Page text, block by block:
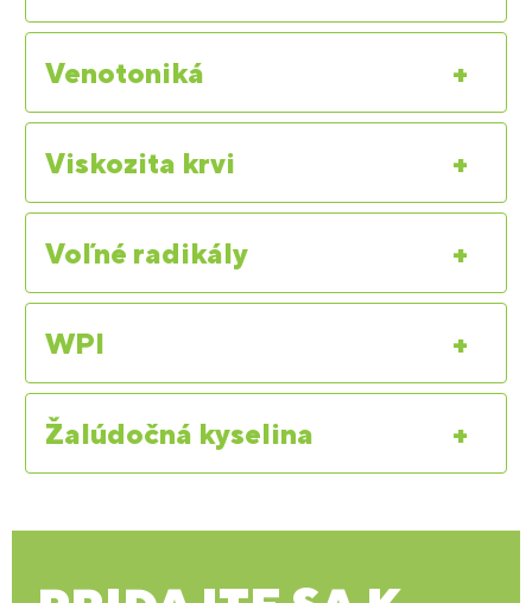
+
Venotoniká
+
Viskozita krvi
+
Voľné radikály
+
WPI
+
Žalúdočná kyselina